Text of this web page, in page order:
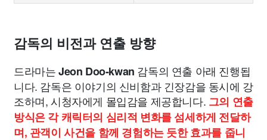
감독의 비전과 연출 방향
드라마는Jeon Doo-kwan 감독의 연출 아래 진행됩
니다. 감독은 이야기의 신비함과 긴장감을 동시에 강
조하며, 시청자에게 몰입감을 제공합니다. 그의 연출
방식은 각 캐릭터의 심리적 변화를 섬세하게 전달하
며, 관객이 사건을 함께 경험하는 듯한 효과를 줍니